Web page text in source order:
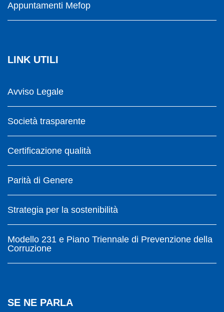
Appuntamenti Mefop
LINK UTILI
Avviso Legale
Società trasparente
Certificazione qualità
Parità di Genere
Strategia per la sostenibilità
Modello 231 e Piano Triennale di Prevenzione della
Corruzione
SE NE PARLA